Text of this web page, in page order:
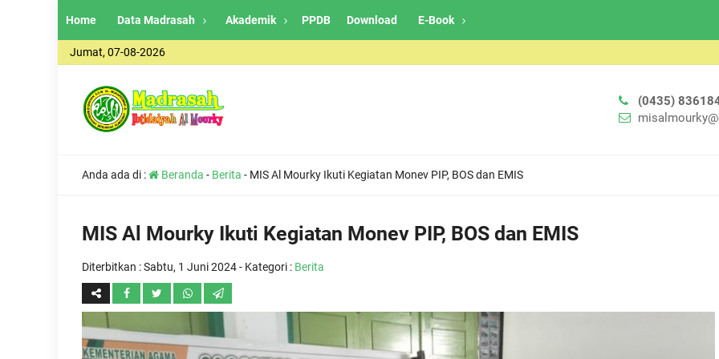
Home Data Madrasah Akademik PPDB Download E-Book
Jumat, 07-08-2026
(0435)
Anda ada di : Beranda - Berita - MIS Al Mourky Ikuti Kegiatan Monev PIP, BOS dan EMIS
MIS Al Mourky Ikuti Kegiatan Monev PIP, BOS dan EMIS
Diterbitkan :Sabtu, 1 Juni 2024- Kategori : Berita